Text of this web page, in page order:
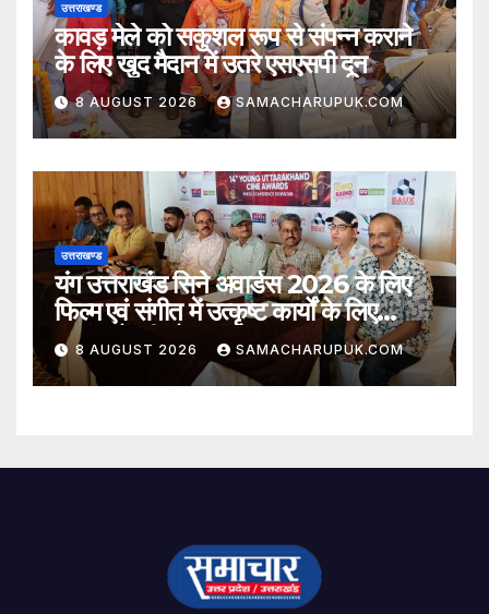
उत्तराखण्ड
कावड़ मेले को सकुशल रूप से संपन्न कराने
के लिए खुद मैदान में उतरे एसएसपी दून
8 AUGUST 2026 SAMACHARUPUK.COM
उत्तराखण्ड
यंग उत्तराखंड सिने अवार्डस 2026 के लिए
फिल्म एवं संगीत में उत्कृष्ट कार्यों के लिए
नामांकनों की घोषणा
8 AUGUST 2026 SAMACHARUPUK.COM